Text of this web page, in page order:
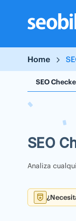
content
Home
SEO
SEO
Analiza